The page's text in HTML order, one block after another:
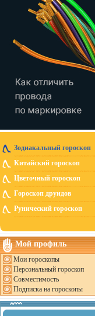
Зодиакальный гороскоп
Китайский гороскоп
Цветочный гороскоп
Гороскоп друидов
Рунический гороскоп
Мой профиль
Мои гороскопы
Персональный гороскоп
Совместимость
Подписка на гороскопы